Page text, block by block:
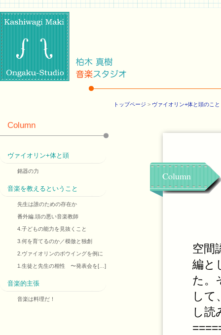
トップページ > ヴァイオリン+体と頭のこと
Column
空間
編と
た。
して
し読
Column
ヴァイオリン+体と頭
銘器の力
音楽を教えるということ
先生は誰のための存在か
番外編.頭の悪い音楽教師
4.子どもの能力を見抜くこと
3.何を育てるのか／模倣と独創
2.ヴァイオリンのボウイングを例に
1.生徒と先生の相性 〜発表会を[…]
音楽的主張
音楽は料理だ！